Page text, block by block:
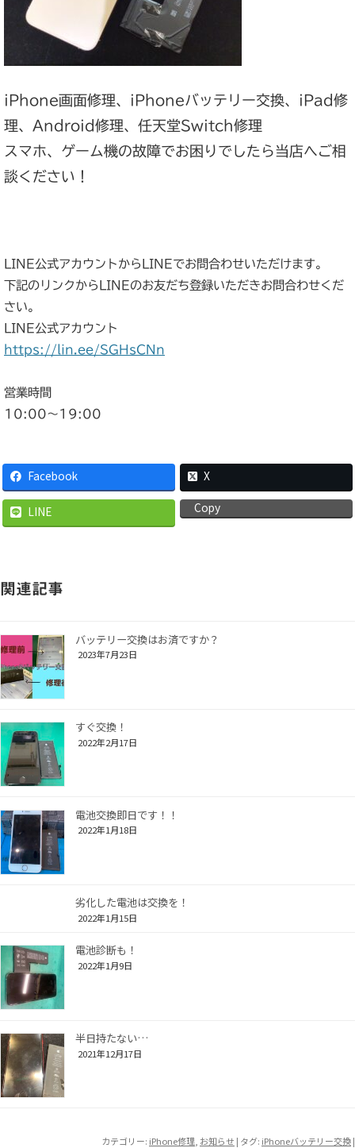
iPhone画面修理、iPhoneバッテリー交換、iPad修
理、Android修理、任天堂Switch修理
スマホ、ゲーム機の故障でお困りでしたら当店へご相
談ください！
LINE公式アカウントからLINEでお問合わせいただけます。
下記のリンクからLINEのお友だち登録いただきお問合わせくだ
さい。
LINE公式アカウント
https://lin.ee/SGHsCNn
営業時間
10:00〜19:00
Facebook X
LINE Copy
関連記事
バッテリー交換はお済ですか？
2023年7月23日
すぐ交換！
2022年2月17日
電池交換即日です！！
2022年1月18日
劣化した電池は交換を！
2022年1月15日
電池診断も！
2022年1月9日
半日持たない…
2021年12月17日
カテゴリー: iPhone修理 お知らせ | タグ: iPhoneバッテリー交換|